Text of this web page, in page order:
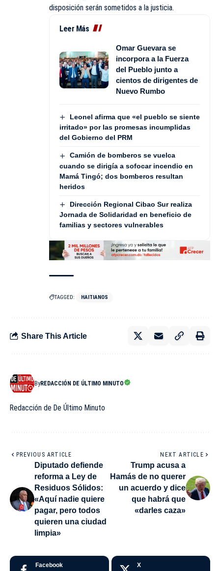
disposición serán sometidos a la justicia.
Leer Más
Omar Guevara se
incorpora a la Fuerza
del Pueblo junto a
cientos de dirigentes de
Nuevo Rumbo
Leonel afirma que «el pueblo se siente
irritado» por las promesas incumplidas
del Gobierno del PRM
Camión de bomberos se vuelca
cuando se dirigía a sofocar incendio en
Mamá Tingó; dos bomberos resultan
heridos
Dirección Regional Cibao Sur realiza
Jornada de Solidaridad en beneficio de
familias y sectores vulnerables
TAGGED: HAITIANOS
Share This Article
ByREDACCIÓN DE ÚLTIMO MINUTO
Redacción de De Último Minuto
PREVIOUS ARTICLE
Diputado defiende
reforma a Ley de
Residuos Sólidos:
«Aquí nadie quiere
pagar, pero todos
quieren una ciudad
limpia»
NEXT ARTICLE
Trump acusa a
Hamás de no querer
un acuerdo y dice
que habrá que
«darles caza»
Facebook X